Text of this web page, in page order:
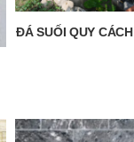
ĐÁ SUỐI QUY CÁCH